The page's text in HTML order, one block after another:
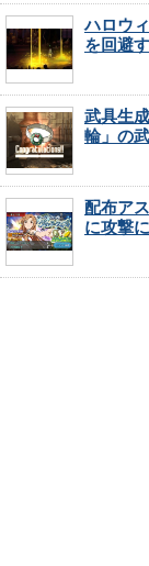
ハロウ
を回避
武具生
輪」の
配布ア
に攻撃